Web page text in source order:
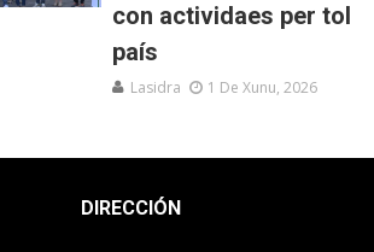
con actividaes per tol
país
Lasidra 1 De Xunu, 2026
DIRECCIÓN